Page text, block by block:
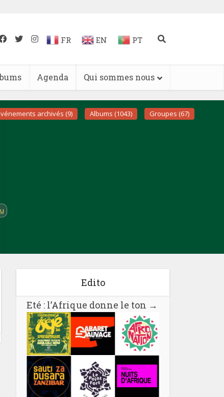
FR EN PT
Agenda Qui sommes nous
archivés (9) Albums (1043)
Groupes (67)
Edito
Eté : l’Afrique donne le ton →